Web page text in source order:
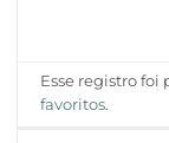
Esse registro foi
favoritos.